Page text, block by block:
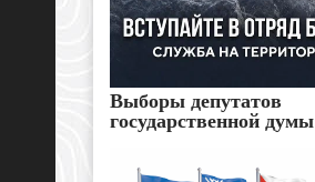
Выборы депутатов
государственной думы